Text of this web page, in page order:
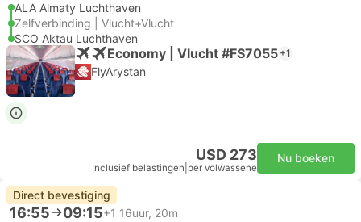
ALA Almaty Luchthaven
Zelfverbinding | Vlucht+Vlucht
SCO Aktau Luchthaven
Economy | Vlucht #FS7055 +1
FlyArystan
USD 273
Inclusief belastingen per volwassene
Nu boeken
Direct bevestiging
16:55 09:15+1 16uur, 20m